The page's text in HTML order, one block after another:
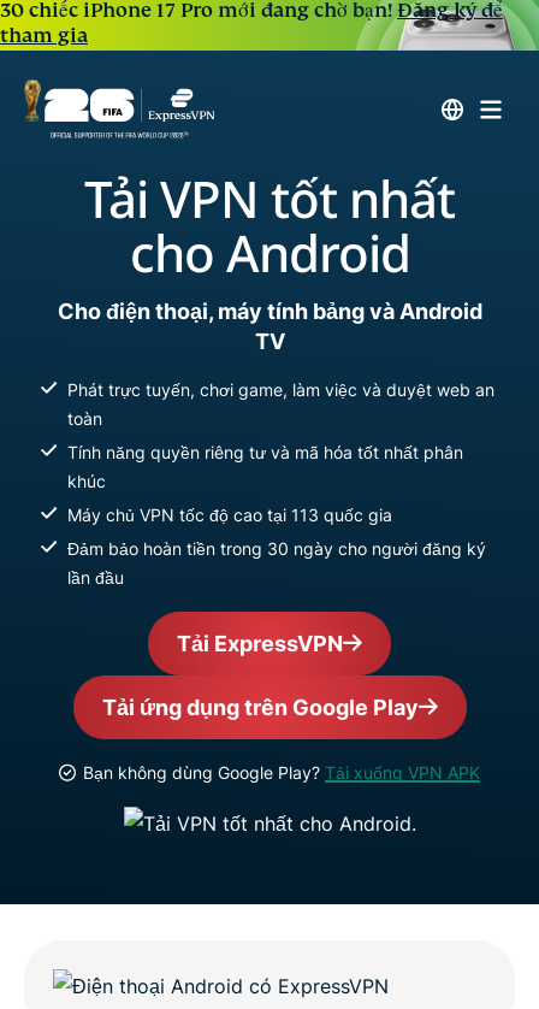
30 chiếc iPhone 17 Pro mới đang chờ bạn!Đăng ký để
tham gia
Tải VPN tốt nhất
cho Android
Cho điện thoại, máy tính bảng và Android
TV
Phát trực tuyến, chơi game, làm việc và duyệt web an
toàn
Tính năng quyền riêng tư và mã hóa tốt nhất phân
khúc
Máy chủ VPN tốc độ cao tại 113 quốc gia
Đảm bảo hoàn tiền trong 30 ngày cho người đăng ký
lần đầu
Tải ExpressVPN
Tải ứng dụng trên Google Play
Bạn không dùng Google Play? Tải xuống VPN APK